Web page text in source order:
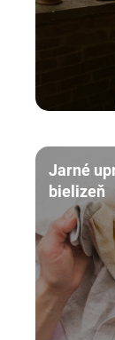
Jarné
bielizeň